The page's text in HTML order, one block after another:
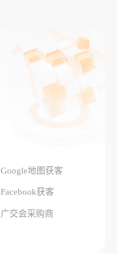
Google地图获客
Facebook获客
广交会采购商